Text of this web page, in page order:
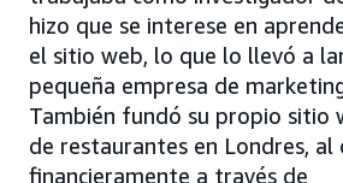
hizo que se interese en
el sitio web, lo que lo llevó a
pequeña empresa de
También fundó su propio sitio
de restaurantes en Londres, al
financieramente a través de